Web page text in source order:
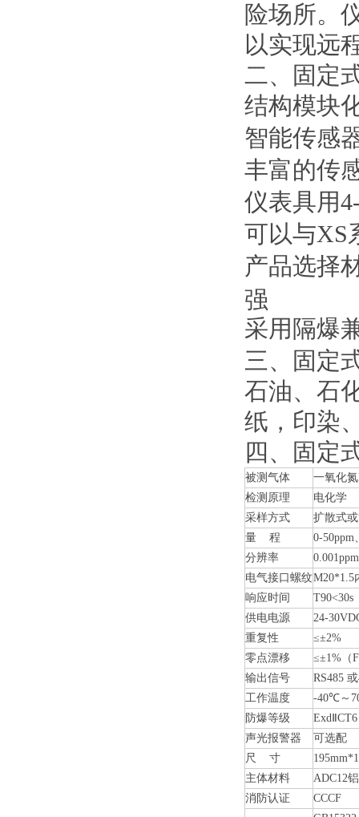
险场所。
以实现远
二、固定
结构模块
智能传感
丰富的传
仪表具用
可以与XS
产品选择
强
采用隔爆
三、固定
石油、石
纸，印染
四、固定
被测气体
一氧化
检测原理
电化学
采样方式
扩散式
量 程
0-50ppm
分辨率
电气接口螺纹M20*1.5
响应时间
T90<30s
供电电源
24-
重复性
≤±2%
零点漂移
≤±1%（
输出信号
RS485
工作温度
-40℃～
防爆等级
声光报警器
可选配
尺 寸
主体材料
ADC12
消防认证
CCCF